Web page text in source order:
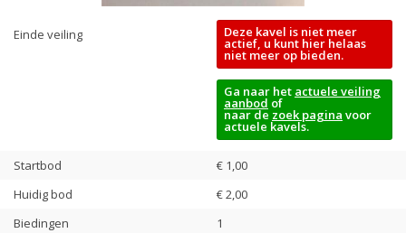
Einde veiling Deze kavel is niet meer
actief, u kunt hier helaas
niet meer op bieden.
Ga naar het actuele veiling
aanbod of
naar de zoek pagina voor
actuele kavels.
Startbod
€ 1,00
Huidig bod
€2,00
Biedingen
1